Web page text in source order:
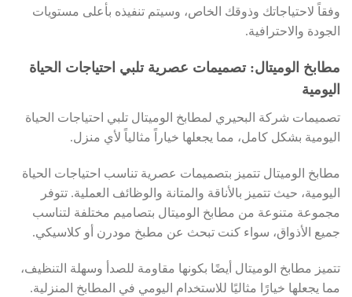
وفقاً لاحتياجاتك وذوقك الخاص، وسيتم تنفيذه بأعلى مستويات
الجودة والاحترافية.
مطابخ الوميتال: تصميمات عصرية تلبي احتياجات الحياة
اليومية
تصميمات شركة البحيري لمطابخ الوميتال تلبي احتياجات الحياة
اليومية بشكل كامل، مما يجعلها خياراً مثالياً لأي منزل.
مطابخ الوميتال تتميز بتصميمات عصرية تناسب احتياجات الحياة
اليومية، حيث تتميز بالأناقة والمتانة والوظائف العملية. تتوفر
مجموعة متنوعة من مطابخ الوميتال بتصاميم مختلفة لتناسب
جميع الأذواق، سواء كنت تبحث عن مطبخ مودرن أو كلاسيكي.
تتميز مطابخ الوميتال أيضًا بكونها مقاومة للصدأ وسهلة التنظيف،
مما يجعلها خيارًا مثاليًا للاستخدام اليومي في المطابخ المنزلية.